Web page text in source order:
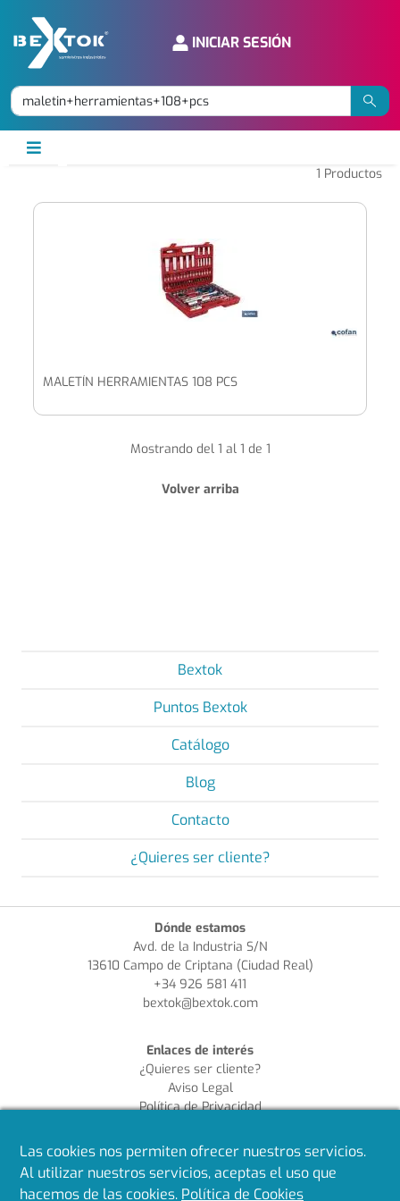
INICIAR SESIÓN
1 Productos
MALETÍN HERRAMIENTAS 108 PCS
Mostrando del 1 al 1 de 1
Volver arriba
Bextok
Puntos Bextok
Catálogo
Blog
Contacto
¿Quieres ser cliente?
Dónde estamos
Avd. de la Industria S/N
13610 Campo de Criptana (Ciudad Real)
+34 926 581 411
bextok@bextok.com
Enlaces de interés
¿Quieres ser cliente?
Aviso Legal
Política de Privacidad
Política de Calidad
Síguenos en redes
Las cookies nos permiten ofrecer nuestros servicios.
Al utilizar nuestros servicios, aceptas el uso que
hacemos de las cookies. Política de Cookies